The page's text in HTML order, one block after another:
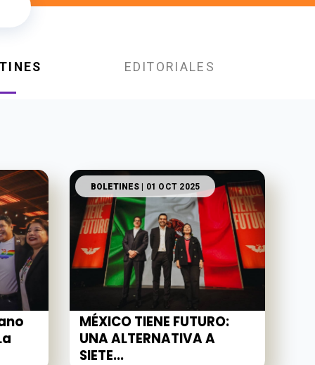
EDITORIALES
BOLETINES | 01 OCT 2025
MÉXICO TIENE FUTURO:
UNA ALTERNATIVA A
SIETE...